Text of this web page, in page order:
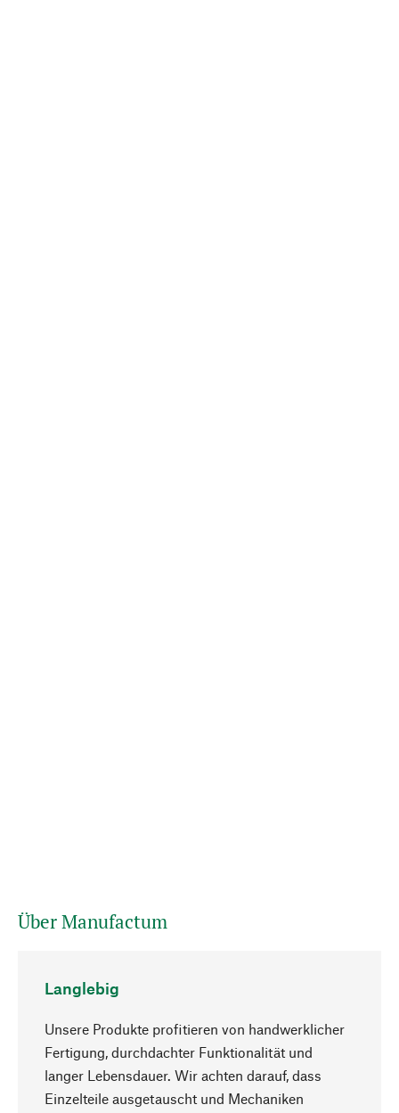
Über Manufactum
Langlebig
Unsere Produkte profitieren von handwerklicher
Fertigung, durchdachter Funktionalität und
langer Lebensdauer. Wir achten darauf, dass
Einzelteile ausgetauscht und Mechaniken